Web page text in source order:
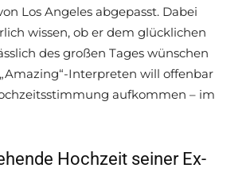
Los Angeles abgepasst. Dabei
wissen, ob er dem glücklichen
des großen Tages wünschen
Interpreten will offenbar
aufkommen – im
Hochzeit seiner Ex-